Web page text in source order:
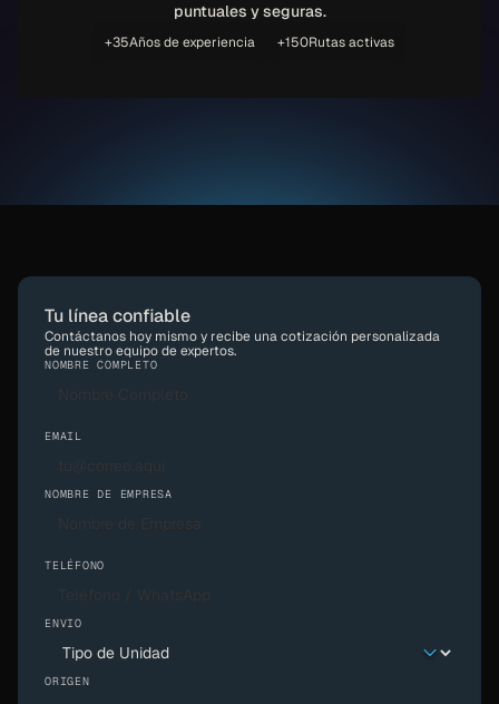
puntuales y seguras.
+35Años de experiencia +150Rutas activas
Tu línea confiable
Contáctanos hoy mismo y recibe una cotización personalizada
de nuestro equipo de expertos.
NOMBRE COMPLETO
EMAIL
NOMBRE DE EMPRESA
TELÉFONO
ENVIO
ORIGEN